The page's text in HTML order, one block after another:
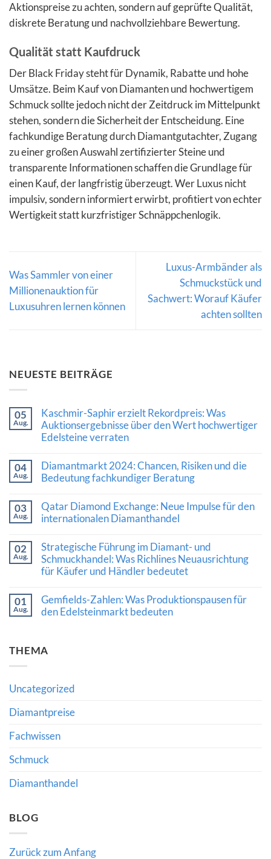
Aktionspreise zu achten, sondern auf geprüfte Qualität,
diskrete Beratung und nachvollziehbare Bewertung.
Qualität statt Kaufdruck
Der Black Friday steht für Dynamik, Rabatte und hohe
Umsätze. Beim Kauf von Diamanten und hochwertigem
Schmuck sollte jedoch nicht der Zeitdruck im Mittelpunkt
stehen, sondern die Sicherheit der Entscheidung. Eine
fachkundige Beratung durch Diamantgutachter, Zugang
zu einer großen Auswahl zertifizierter Steine und
transparente Informationen schaffen die Grundlage für
einen Kauf, der langfristig überzeugt. Wer Luxus nicht
impulsiv, sondern informiert erwirbt, profitiert von echter
Wertigkeit statt kurzfristiger Schnäppchenlogik.
Was Sammler von einer
Millionenauktion für
Luxusuhren lernen können
Luxus-Armbänder als
Schmuckstück und
Sachwert: Worauf Käufer
achten sollten
NEUESTE BEITRÄGE
05
Aug.
Kaschmir-Saphir erzielt Rekordpreis: Was
Auktionsergebnisse über den Wert hochwertiger
Edelsteine verraten
zu
Kaschmir-
Saphir
Rekordpreis:
Was
Auktionsergebnisse
Wert
hochwertiger
Edelsteine
verraten
04
Aug.
Diamantmarkt 2024: Chancen, Risiken und die
Bedeutung fachkundiger Beratung
zu
Diamantmarkt
2024:
Risiken
und
die
Bedeutung
fachkundiger
03
Aug.
Qatar Diamond Exchange: Neue Impulse für den
internationalen Diamanthandel
zu
Qatar
Diamond
Exchange:
für
den
internationalen
02
Aug.
Strategische Führung im Diamant- und
Schmuckhandel: Was Richlines Neuausrichtung
für Käufer und Händler bedeutet
zu
Strategische
Führung
Schmuckhandel:
für
Käufer
Händler
bedeutet
01
Aug.
Gemfields-Zahlen: Was Produktionspausen für
den Edelsteinmarkt bedeuten
Gemfields-
den
bedeuten
THEMA
Uncategorized
Diamantpreise
Fachwissen
Schmuck
Diamanthandel
BLOG
Zurück zum Anfang